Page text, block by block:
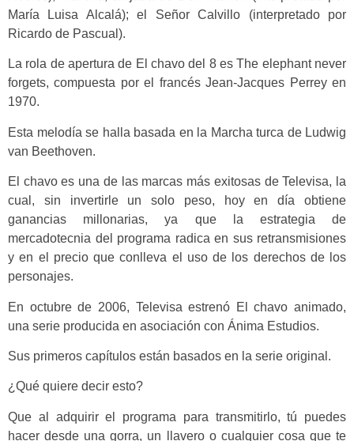
María Luisa Alcalá); el Señor Calvillo (interpretado por
Ricardo de Pascual).
La rola de apertura de El chavo del 8 es The elephant never
forgets, compuesta por el francés Jean-Jacques Perrey en
1970.
Esta melodía se halla basada en la Marcha turca de Ludwig
van Beethoven.
El chavo es una de las marcas más exitosas de Televisa, la
cual, sin invertirle un solo peso, hoy en día obtiene
ganancias millonarias, ya que la estrategia de
mercadotecnia del programa radica en sus retransmisiones
y en el precio que conlleva el uso de los derechos de los
personajes.
En octubre de 2006, Televisa estrenó El chavo animado,
una serie producida en asociación con Ánima Estudios.
Sus primeros capítulos están basados en la serie original.
¿Qué quiere decir esto?
Que al adquirir el programa para transmitirlo, tú puedes
hacer desde una gorra, un llavero o cualquier cosa que te